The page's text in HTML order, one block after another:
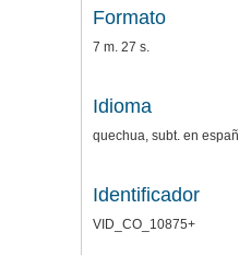
Formato
7 m. 27 s.
Idioma
quechua, subt. en
Identificador
VID_CO_10875+